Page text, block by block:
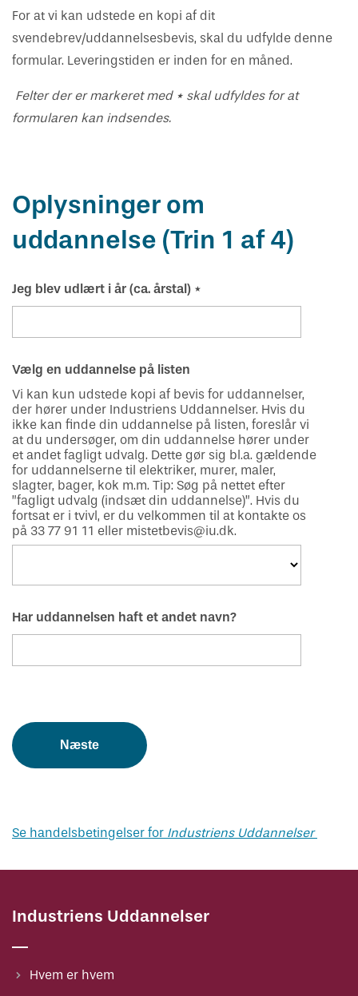
For at vi kan udstede en kopi af dit
svendebrev/uddannelsesbevis, skal du udfylde denne
formular. Leveringstiden er inden for en måned.
Felter der er markeret med * skal udfyldes for at
formularen kan indsendes.
Oplysninger om
uddannelse (Trin 1 af 4)
Jeg blev udlært i år (ca. årstal) *
Vælg en uddannelse på listen
Vi kan kun udstede kopi af bevis for uddannelser,
der hører under Industriens Uddannelser. Hvis du
ikke kan finde din uddannelse på listen, foreslår vi
at du undersøger, om din uddannelse hører under
et andet fagligt udvalg. Dette gør sig bl.a. gældende
for uddannelserne til elektriker, murer, maler,
slagter, bager, kok m.m. Tip: Søg på nettet efter
”fagligt udvalg (indsæt din uddannelse)”. Hvis du
fortsat er i tvivl, er du velkommen til at kontakte os
på 33 77 91 11 eller mistetbevis@iu.dk.
Har uddannelsen haft et andet navn?
Se handelsbetingelser for Industriens Uddannelser
Industriens Uddannelser
Hvem er hvem
Vejledning om oplæring
Har du kendskab til bekymrende
oplæringsforhold?
Bestil kopi af svendebrev
Skuemestre
Rådgivning
Job